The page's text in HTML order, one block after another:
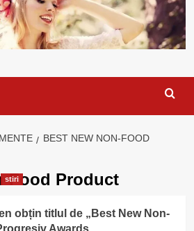
BEST NEW NON-FOOD
Food Product
stiri
obțin titlul de „Best New Non-
Awards